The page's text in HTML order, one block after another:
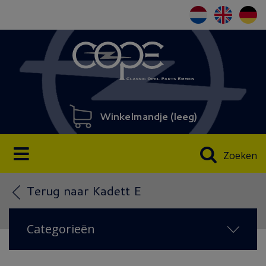
Winkelmandje (leeg)
Zoeken
Terug naar Kadett E
Categorieën
NIEUW IN 2026(138)